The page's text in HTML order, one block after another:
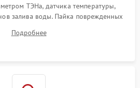
ТЭНа, датчика температуры,
залива воды. Пайка поврежденных
проводки и контактов.
Подробнее